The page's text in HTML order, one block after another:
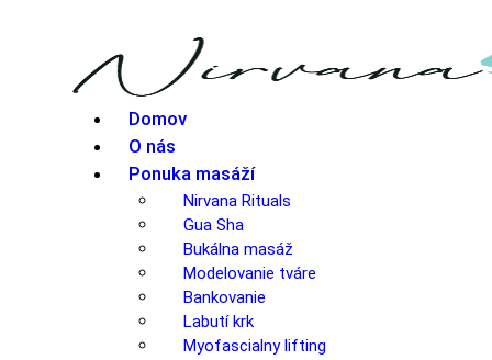
Domov
O nás
Ponuka masáží
Nirvana Rituals
Gua Sha
Bukálna masáž
Modelovanie tváre
Bankovanie
Labutí krk
Myofascialny lifting